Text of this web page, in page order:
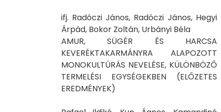
ifj. Radóczi János, Radóczi János, Hegyi
Árpád, Bokor Zoltán, Urbányi Béla
AMUR, SÜGÉR ÉS HARCSA
KEVERÉKTAKARMÁNYRA ALAPOZOTT
MONOKULTÚRÁS NEVELÉSE, KÜLÖNBÖZŐ
TERMELÉSI EGYSÉGEKBEN (ELŐZETES
EREDMÉNYEK)